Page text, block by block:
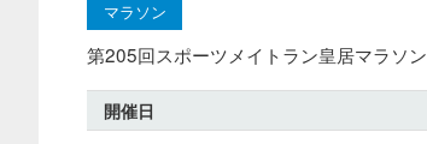
マラソン
第205回スポーツメイトラン皇居マラソン
開催日